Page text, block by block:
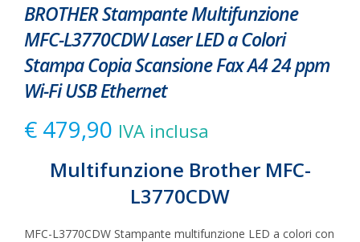
BROTHER Stampante Multifunzione
MFC-L3770CDW Laser LED a Colori
Stampa Copia Scansione Fax A4 24 ppm
Wi-Fi USB Ethernet
€ 479,90 IVA inclusa
Multifunzione Brother MFC-
L3770CDW
MFC-L3770CDW Stampante multifunzione LED a colori con